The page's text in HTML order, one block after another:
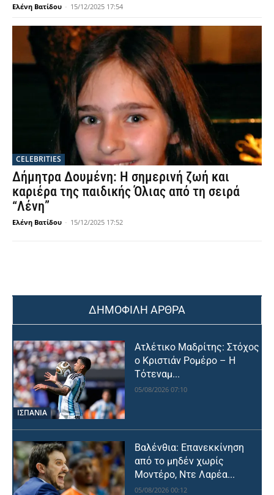
Ελένη Βατίδου - 15/12/2025 17:54
CELEBRITIES
Δήμητρα Δουμένη: Η σημερινή ζωή και
καριέρα της παιδικής Όλιας από τη σειρά
“Λένη”
Ελένη Βατίδου - 15/12/2025 17:52
ΔΗΜΟΦΙΛΗ ΑΡΘΡΑ
ΙΣΠΑΝΙΑ
Ατλέτικο Μαδρίτης: Στόχος
ο Κριστιάν Ρομέρο – Η
Τότεναμ...
05/08/2026 07:10
Βαλένθια: Επανεκκίνηση
από το μηδέν χωρίς
Μοντέρο, Ντε Λαρέα...
05/08/2026 00:12